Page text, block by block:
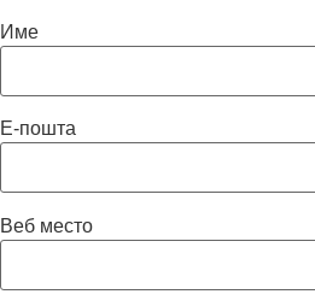
Име
Е-пошта
Веб место